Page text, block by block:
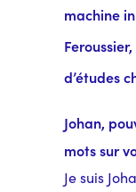
machine
d’études
Johan,
mots sur
Je suis